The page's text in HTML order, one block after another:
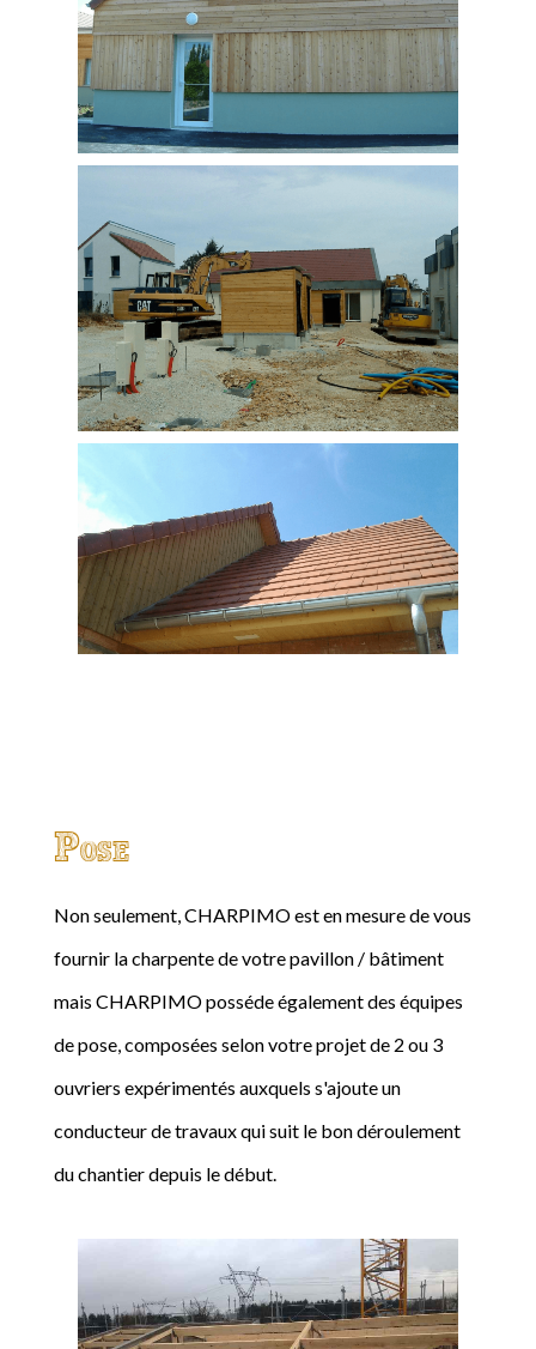
Pose
Non seulement, CHARPIMO est en mesure de vous
fournir la charpente de votre pavillon / bâtiment
mais CHARPIMO posséde également des équipes
de pose, composées selon votre projet de 2 ou 3
ouvriers expérimentés auxquels s'ajoute un
conducteur de travaux qui suit le bon déroulement
du chantier depuis le début.